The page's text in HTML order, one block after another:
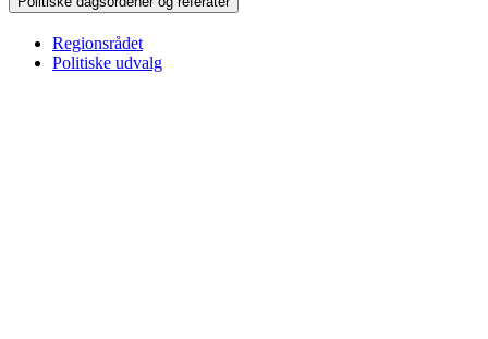
Regionsrådet
Politiske udvalg